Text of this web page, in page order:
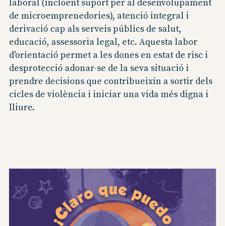
laboral (incloent suport per al desenvolupament
de microemprenedories), atenció integral i
derivació cap als serveis públics de salut,
educació, assessoria legal, etc. Aquesta labor
d'orientació permet a les dones en estat de risc i
desprotecció adonar-se de la seva situació i
prendre decisions que contribueixin a sortir dels
cicles de violència i iniciar una vida més digna i
lliure.